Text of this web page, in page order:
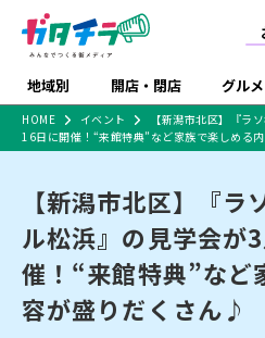
地域別 開店・閉店 グルメ
新潟市
中越
開店
リニューアル・移転 休業
新潟市・開店
新潟市・閉店
ラーメン
和食
体験・販売
趣味・展示会
施設・ショップ
食品メーカー・県産
品
特売セール
特集・まとめ記事
セツコママ ランキング
食品スーパー・コンビ
ショッピングモール・
大型施設
HOME イベント
【新潟市北区】『ラ
16日に開催！“来館特典”など家族で楽しめる
【新潟市北区】『ラ
ル松浜』の見学会が
催！“来館特典”など
容が盛りだくさん♪